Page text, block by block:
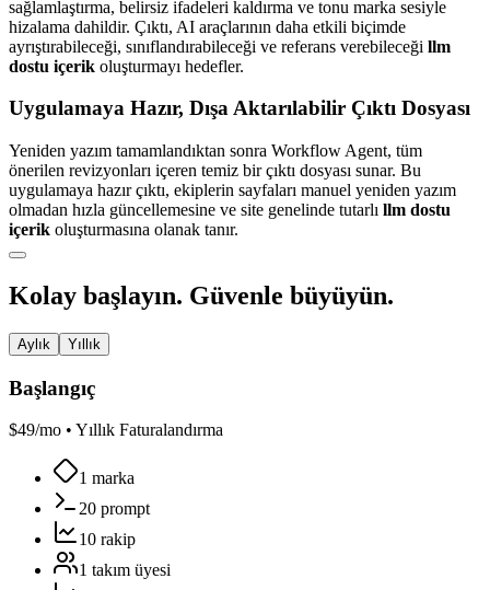
sağlamlaştırma, belirsiz ifadeleri kaldırma ve tonu marka sesiyle
hizalama dahildir. Çıktı, AI araçlarının daha etkili biçimde
ayrıştırabileceği, sınıflandırabileceği ve referans verebileceği llm
dostu içerik oluşturmayı hedefler.
Uygulamaya Hazır, Dışa Aktarılabilir Çıktı Dosyası
Yeniden yazım tamamlandıktan sonra Workflow Agent, tüm
önerilen revizyonları içeren temiz bir çıktı dosyası sunar. Bu
uygulamaya hazır çıktı, ekiplerin sayfaları manuel yeniden yazım
olmadan hızla güncellemesine ve site genelinde tutarlı llm dostu
içerik oluşturmasına olanak tanır.
Kolay başlayın. Güvenle büyüyün.
Aylık Yıllık
Başlangıç
$49/mo • Yıllık Faturalandırma
1 marka
20 prompt
10 rakip
1 takım üyesi